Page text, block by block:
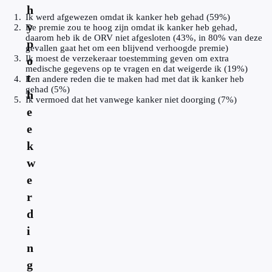
h
y
p
o
t
h
e
e
k
w
e
r
d
i
n
g
Ik werd afgewezen omdat ik kanker heb gehad (59%)
De premie zou te hoog zijn omdat ik kanker heb gehad,
daarom heb ik de ORV niet afgesloten (43%, in 80% van deze
gevallen gaat het om een blijvend verhoogde premie)
Ik moest de verzekeraar toestemming geven om extra
medische gegevens op te vragen en dat weigerde ik (19%)
Een andere reden die te maken had met dat ik kanker heb
gehad (5%)
Ik vermoed dat het vanwege kanker niet doorging (7%)